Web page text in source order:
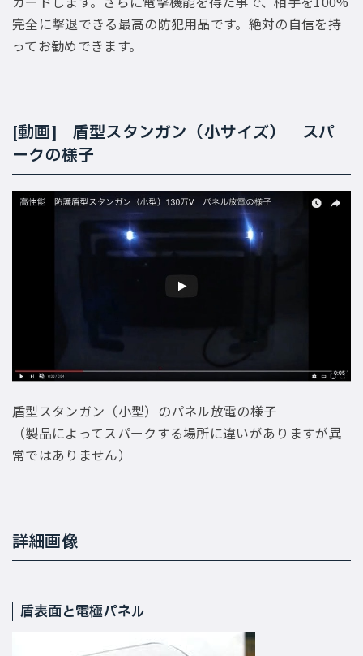
完全に撃退できる最高の防犯用品です。絶対の自信を持
ってお勧めできます。
[動画] 盾型スタンガン（小サイズ） スパ
ークの様子
盾型スタンガン（小型）のパネル放電の様子
（製品によってスパークする場所に違いがありますが異
常ではありません）
詳細画像
盾表面と電極パネル